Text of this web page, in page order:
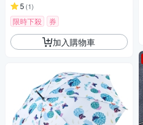
5 (1)
限時下殺 券
加入購物車